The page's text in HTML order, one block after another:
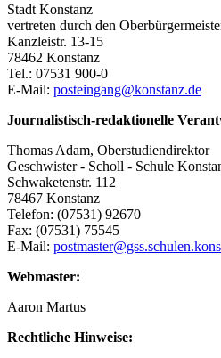
Stadt Konstanz
vertreten durch den
Kanzleistr. 13-15
78462 Konstanz
Tel.: 07531 900-0
E-Mail: posteingang@konstanz.de
Journalistisch-redaktionelle
Thomas Adam, Oberstudiendirektor
Geschwister - Scholl - Schule
Schwaketenstr. 112
78467 Konstanz
Telefon: (07531) 92670
Fax: (07531) 75545
E-Mail:
Webmaster:
Aaron Martus
Rechtliche Hinweise: